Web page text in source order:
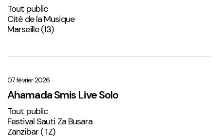
Tout public
Cité de la Musique
Marseille (13)
Live
Solo
1
07 février 2026
Ahamada Smis Live Solo
Tout public
Festival Sauti Za Busara
Zanzibar (TZ)